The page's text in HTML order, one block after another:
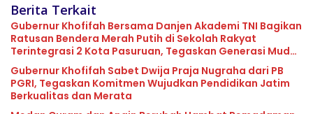
Berita Terkait
Gubernur Khofifah Bersama Danjen Akademi TNI Bagikan
Ratusan Bendera Merah Putih di Sekolah Rakyat
Terintegrasi 2 Kota Pasuruan, Tegaskan Generasi Muda
adalah Penentu Terwujudnya Indonesia Emas 2045
Gubernur Khofifah Sabet Dwija Praja Nugraha dari PB
PGRI, Tegaskan Komitmen Wujudkan Pendidikan Jatim
Berkualitas dan Merata